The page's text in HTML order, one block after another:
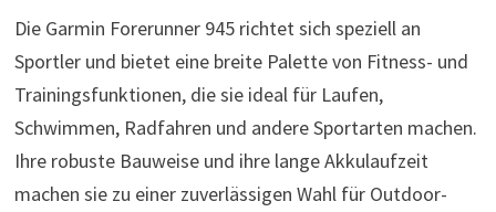
Die Garmin Forerunner 945 richtet sich speziell an
Sportler und bietet eine breite Palette von Fitness- und
Trainingsfunktionen, die sie ideal für Laufen,
Schwimmen, Radfahren und andere Sportarten machen.
Ihre robuste Bauweise und ihre lange Akkulaufzeit
machen sie zu einer zuverlässigen Wahl für Outdoor-